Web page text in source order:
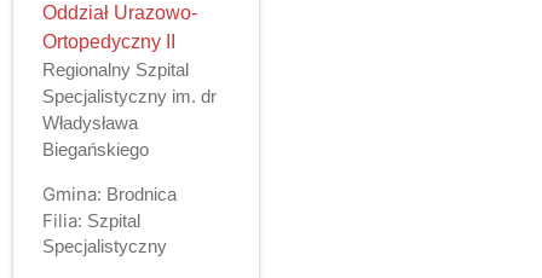
Oddział Urazowo-
Ortopedyczny II
Regionalny Szpital
Specjalistyczny im. dr
Władysława
Biegańskiego
Gmina: Brodnica
Filia: Szpital
Specjalistyczny